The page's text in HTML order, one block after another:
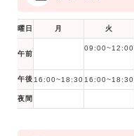
曜日 月 火
午前
09:00~12:00
午後 16:00~18:30 16:00~18:30
夜間